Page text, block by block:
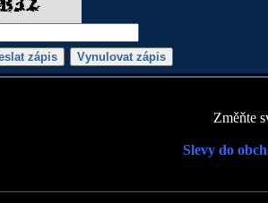
Změňte
Slevy do